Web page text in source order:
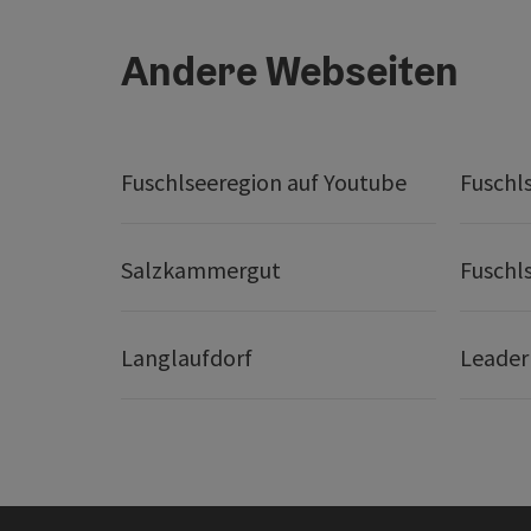
Andere Webseiten
Fuschlseeregion auf Youtube
Salzkammergut
Langlaufdorf